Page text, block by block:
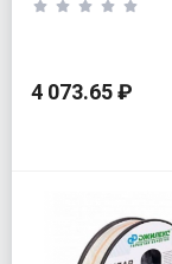
4 073.65 ₽